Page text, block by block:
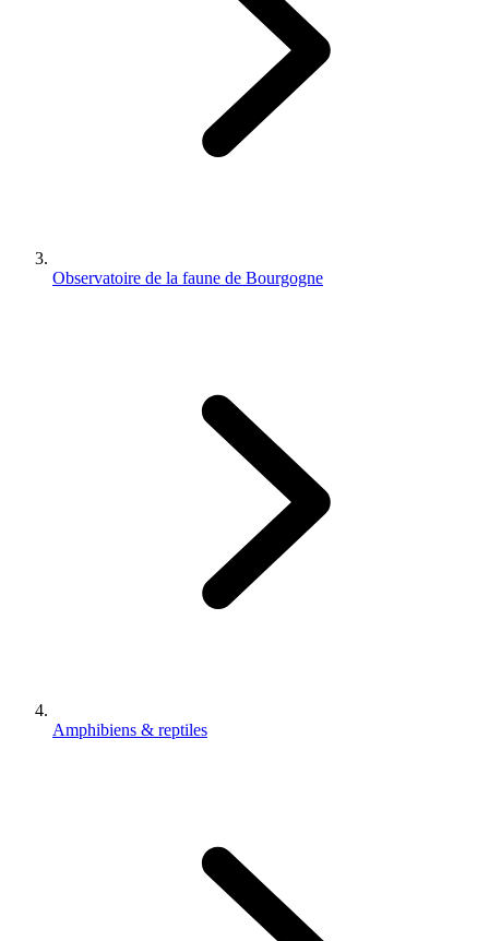
Observatoire de la faune de Bourgogne
Amphibiens & reptiles